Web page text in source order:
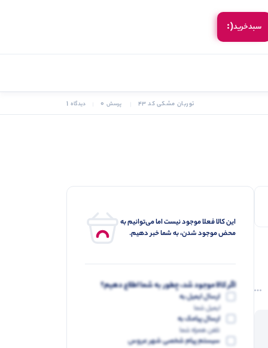
سبد‌خرید(:
توربان مشکی کد 43 پرسش 0 دیدگاه1
این کالا فعلا موجود نیست اما می‌توانیم به
محض موجود شدن، به شما خبر دهیم.
اگر کالا موجود شد، چطور به شما اطلاع دهیم؟
ارسال ایمیل به
ایمیل شما
ارسال پیامک به
تلفن همراه شما
سیستم پیام شخصی شهر عروس